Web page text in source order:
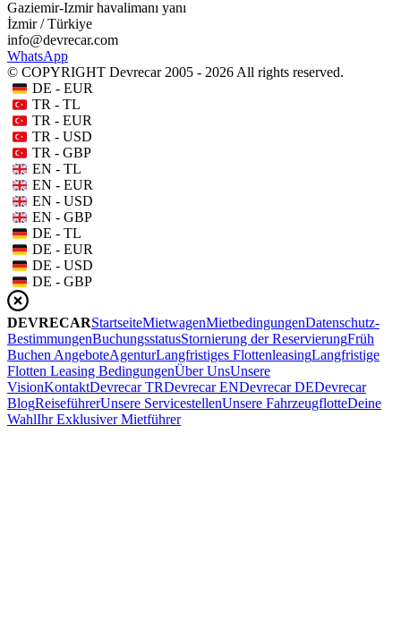
Gaziemir-Izmir havalimanı yanı
İzmir / Türkiye
info@devrecar.com
WhatsApp
© COPYRIGHT Devrecar 2005 - 2026 All rights reserved.
DE - EUR
TR - TL
TR - EUR
TR - USD
TR - GBP
EN - TL
EN - EUR
EN - USD
EN - GBP
DE - TL
DE - EUR
DE - USD
DE - GBP
DEVRECARStartseiteMietwagenMietbedingungenDatenschutz-
BestimmungenBuchungsstatusStornierung der ReservierungFrüh
Buchen AngeboteAgenturLangfristiges FlottenleasingLangfristige
Flotten Leasing BedingungenÜber UnsUnsere
VisionKontaktDevrecar TRDevrecar ENDevrecar DEDevrecar
BlogReiseführerUnsere ServicestellenUnsere FahrzeugflotteDeine
WahlIhr Exklusiver Mietführer